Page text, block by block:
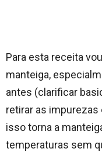
Para esta receita
manteiga,
antes (clarificar
retirar as
isso torna a
temperaturas sem